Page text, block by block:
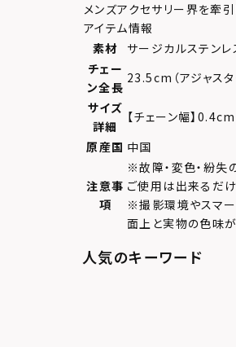
メンズアクセサリー界を牽引
アイテム情報
素材
サージカルステンレ
チェー
ン全長
23.5cm（アジャス
サイズ
詳細
【チェーン幅】0.4cm
原産国 中国
注意事
項
※故障・変色・紛失
ご使用は出来るだけ
※撮影環境やスマー
面上と実物の色味